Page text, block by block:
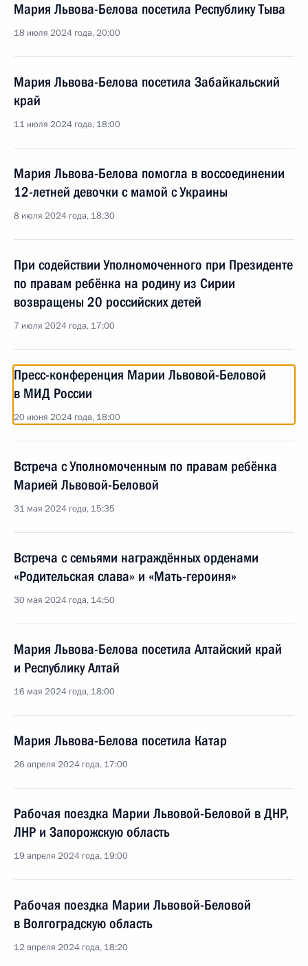
Мария Львова-Белова посетила Республику Тыва
18 июля 2024 года, 20:00
Мария Львова-Белова посетила Забайкальский
край
11 июля 2024 года, 18:00
Мария Львова-Белова помогла в воссоединении
12-летней девочки с мамой с Украины
8 июля 2024 года, 18:30
При содействии Уполномоченного при Президенте
по правам ребёнка на родину из Сирии
возвращены 20 российских детей
7 июля 2024 года, 17:00
Пресс-конференция Марии Львовой-Беловой
в МИД России
20 июня 2024 года, 18:00
Встреча с Уполномоченным по правам ребёнка
Марией Львовой-Беловой
31 мая 2024 года, 15:35
Встреча с семьями награждённых орденами
«Родительская слава» и «Мать-героиня»
30 мая 2024 года, 14:50
Мария Львова-Белова посетила Алтайский край
и Республику Алтай
16 мая 2024 года, 18:00
Мария Львова-Белова посетила Катар
26 апреля 2024 года, 17:00
Рабочая поездка Марии Львовой-Беловой в ДНР,
ЛНР и Запорожскую область
19 апреля 2024 года, 19:00
Рабочая поездка Марии Львовой-Беловой
в Волгоградскую область
12 апреля 2024 года, 18:20